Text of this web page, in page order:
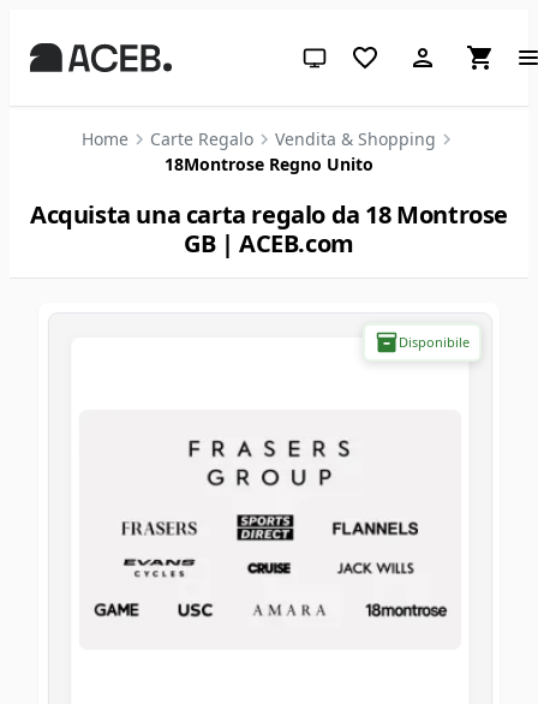
Tema di sistema (clicca per
Home Carte Regalo
Vendita & Shopping
18Montrose Regno Unito
Acquista una carta regalo da 18 Montrose
GB | ACEB.com
Disponibile